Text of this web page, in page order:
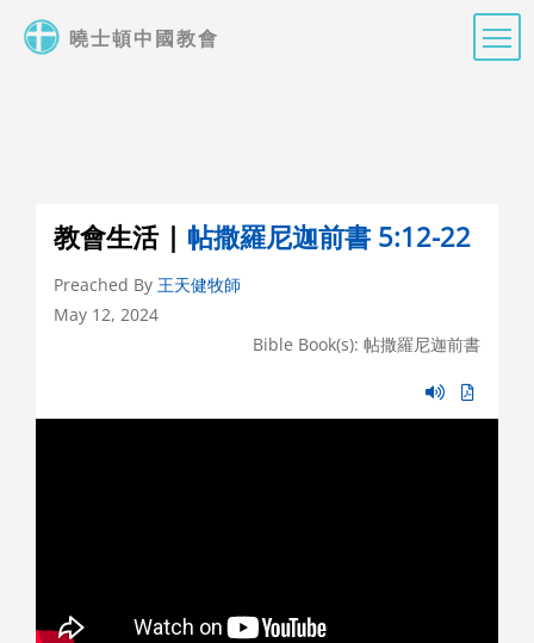
曉士頓中國教會
教會生活 | 帖撒羅尼迦前書 5:12-22
Preached By 王天健牧師
May 12, 2024
Bible Book(s): 帖撒羅尼迦前書